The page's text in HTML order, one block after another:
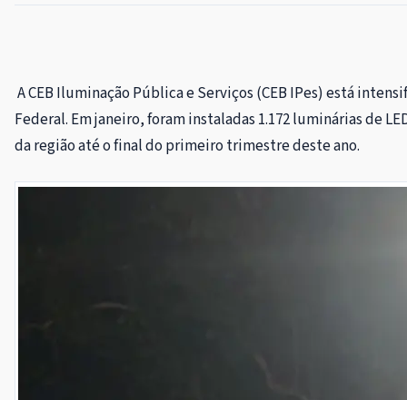
A CEB Iluminação Pública e Serviços (CEB IPes) está
Federal. Em janeiro, foram instaladas 1.172 luminárias de
da região até o final do primeiro trimestre deste ano.